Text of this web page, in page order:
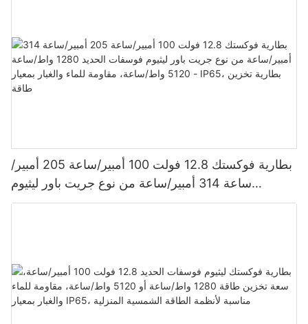
بطارية فوكستك 12.8 فولت 100 أمبير/ساعة 205 أمبير/
ساعة 314 أمبير/ساعة من نوع جريت باور ليثيوم
فوسفات الحديد 1280 واط/ساعة - 5120 واط/ساعة،